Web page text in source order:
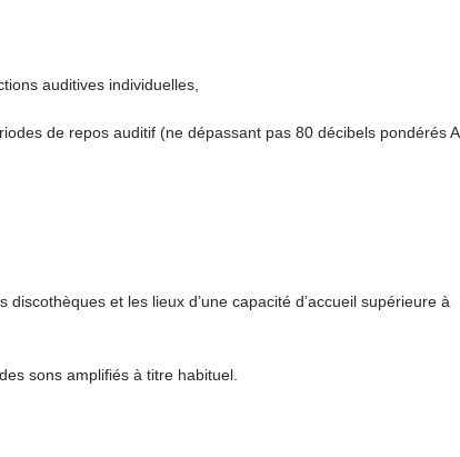
auditives individuelles,
de repos auditif (ne dépassant pas 80 décibels pondérés A
et les lieux d’une capacité d’accueil supérieure à
sons amplifiés à titre habituel.